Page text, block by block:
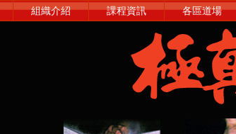
組織介紹 課程資訊 各區道場